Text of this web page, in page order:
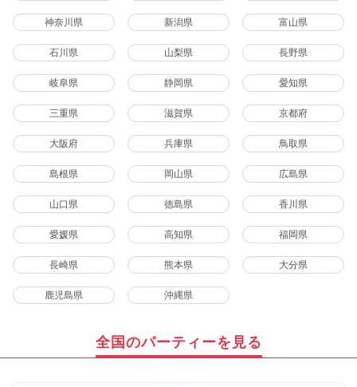
神奈川県 新潟県 富山県
石川県 山梨県 長野県
岐阜県 静岡県 愛知県
三重県 滋賀県 京都府
大阪府 兵庫県 鳥取県
島根県 岡山県 広島県
山口県 徳島県 香川県
愛媛県 高知県 福岡県
長崎県 熊本県 大分県
鹿児島県 沖縄県
全国のパーティーを見る